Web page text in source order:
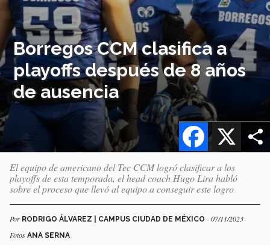
Borregos CCM clasifica a
playoffs después de 8 años
de ausencia
X
Facebook
El equipo de americano del Tec CCM logró clasificar a los
playoffs de esta temporada, el head coach Hugo Lira habló
sobre el proceso que llevó al equipo a conseguir este logro
Por RODRIGO ÁLVAREZ | CAMPUS CIUDAD DE MÉXICO - 07/11/2023
Fotos ANA SERNA